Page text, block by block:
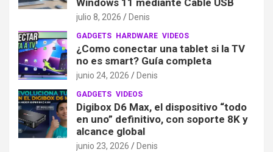
Windows 11 mediante Cable USB
julio 8, 2026 Denis
GADGETS HARDWARE VIDEOS
¿Como conectar una tablet si la TV
no es smart? Guía completa
junio 24, 2026 Denis
GADGETS VIDEOS
Digibox D6 Max, el dispositivo “todo
en uno” definitivo, con soporte 8K y
alcance global
junio 23, 2026 Denis